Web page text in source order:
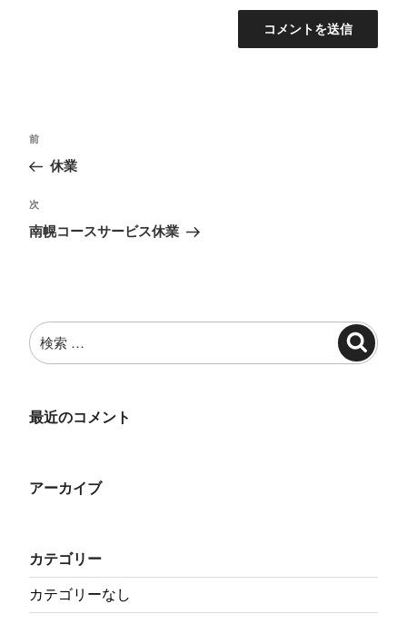
投
ビ
ゲ
ン
過
去
投
稿
前
休業
次
の
次
南幌コースサービス休業
検
索:
検
索
最近のコメント
アーカイブ
カテゴリー
カテゴリーなし